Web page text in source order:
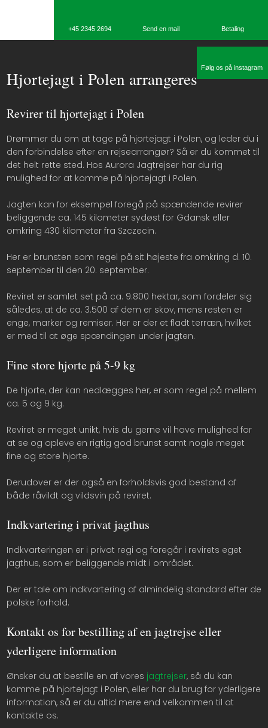
​+45 2345 2694 Send en mail Betaling​
Følg os på instagram
​Hjortejagt i Polen arrangeres
​Revirer til hjortejagt i Polen
Drømmer du om at tage på hjortejagt i Polen, og leder du i
den forbindelse efter en rejsearrangør? Så er du kommet til
det helt rette sted. Hos Aurora Jagtrejser har du rig
mulighed for at komme på hjortejagt i Polen.
Jagten kan for eksempel foregå på spændende revirer
beliggende ca. 145 kilometer sydøst for Gdansk eller
omkring 430 kilometer fra Szczecin.
Her er brunsten som regel på sit højeste fra omkring d. 10.
september til den 20. september.
Reviret er samlet set på ca. 9.800 hektar, som fordeler sig
således, at de ca. 3.500 af dem er skov, mens resten er
enge, marker og remiser. Her er der et fladt terræn, hvilket
er med til at øge spændingen under jagten.
Fine store hjorte på 5-9 kg
De hjorte, der kan nedlægges her, er som regel på mellem
ca. 5 og 9 kg.
Reviret er meget unikt, hvis du gerne vil have mulighed for
at se og opleve en rigtig god brunst samt nogle meget
fine og store hjorte.
Derudover er der også en forholdsvis god bestand af
både råvildt og vildsvin på reviret.
Indkvartering i privat jagthus
Indkvarteringen er i privat regi og foregår i revirets eget
jagthus, som er beliggende midt i området.
Der er tale om indkvartering af almindelig standard efter de
polske forhold.
Kontakt os for bestilling af en jagtrejse eller
yderligere information
Ønsker du at bestille en af vores jagtrejser, så du kan
komme på hjortejagt i Polen, eller har du brug for yderligere
information, så er du altid mere end velkommen til at
kontakte os.